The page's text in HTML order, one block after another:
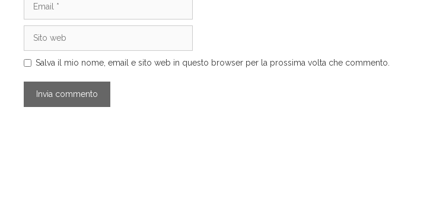
web
Salva il mio nome, email e sito web in questo browser per la prossima volta che commento.